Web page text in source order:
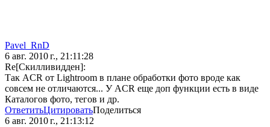
Pavel_RnD
6 авг. 2010 г., 21:11:28
Re[Скилливидден]:
Так ACR от Lightroom в плане обработки фото вроде как
совсем не отличаются... У ACR еще доп функции есть в виде
Каталогов фото, тегов и др.
ОтветитьЦитироватьПоделиться
6 авг. 2010 г., 21:13:12